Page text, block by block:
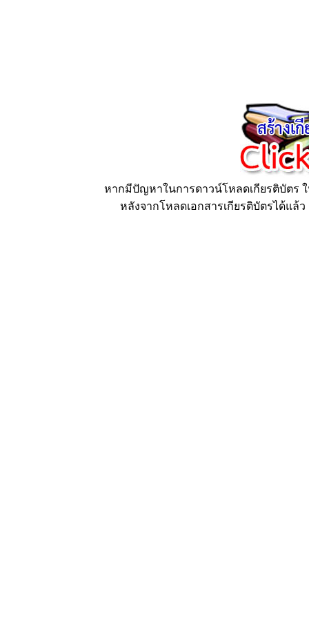
หากมีปัญหาในการดาวน์โหลดเกียรติบัตร
หลังจากโหลดเอกสารเกียรติบัตรได้แล้